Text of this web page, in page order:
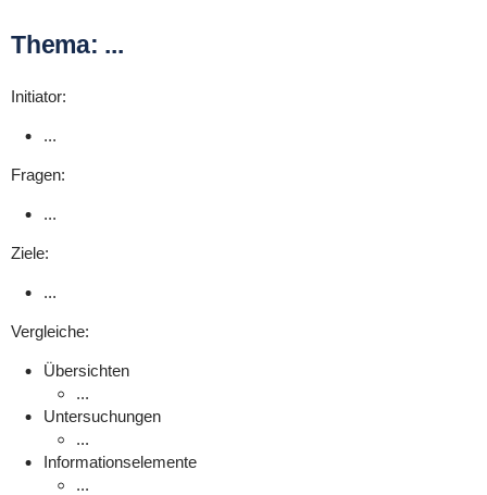
Thema: ...
Initiator:
...
Fragen:
...
Ziele:
...
Vergleiche:
Übersichten
...
Untersuchungen
...
Informationselemente
...